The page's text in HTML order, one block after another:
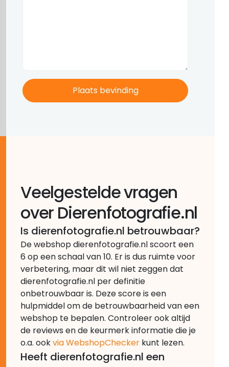
Veelgestelde vragen
over Dierenfotografie.nl
Is dierenfotografie.nl betrouwbaar?
De webshop dierenfotografie.nl scoort een
6 op een schaal van 10. Er is dus ruimte voor
verbetering, maar dit wil niet zeggen dat
dierenfotografie.nl per definitie
onbetrouwbaar is. Deze score is een
hulpmiddel om de betrouwbaarheid van een
webshop te bepalen. Controleer ook altijd
de reviews en de keurmerk informatie die je
o.a. ookvia WebshopChecker kunt lezen.
Heeft dierenfotografie.nl een